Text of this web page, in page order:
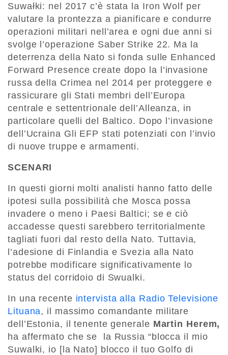
Suwałki: nel 2017 c’è stata la Iron Wolf per
valutare la prontezza a pianificare e condurre
operazioni militari nell’area e ogni due anni si
svolge l’operazione Saber Strike 22. Ma la
deterrenza della Nato si fonda sulle Enhanced
Forward Presence create dopo la l’invasione
russa della Crimea nel 2014 per proteggere e
rassicurare gli Stati membri dell’Europa
centrale e settentrionale dell’Alleanza, in
particolare quelli del Baltico. Dopo l’invasione
dell’Ucraina Gli EFP stati potenziati con l’invio
di nuove truppe e armamenti.
SCENARI
In questi giorni molti analisti hanno fatto delle
ipotesi sulla possibilità che Mosca possa
invadere o meno i Paesi Baltici; se e ciò
accadesse questi sarebbero territorialmente
tagliati fuori dal resto della Nato. Tuttavia,
l’adesione di Finlandia e Svezia alla Nato
potrebbe modificare significativamente lo
status del corridoio di Swualki.
In una recente intervista alla Radio Televisione
Lituana, il massimo comandante militare
dell’Estonia, il tenente generale Martin Herem,
ha affermato che se la Russia “blocca il mio
Suwalki, io [la Nato] blocco il tuo Golfo di